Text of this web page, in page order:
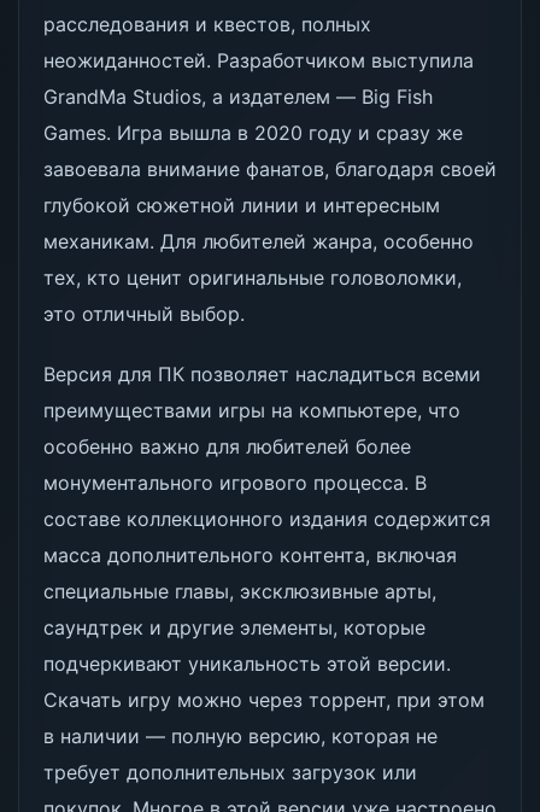
расследования и квестов, полных
неожиданностей. Разработчиком выступила
GrandMa Studios, а издателем — Big Fish
Games. Игра вышла в 2020 году и сразу же
завоевала внимание фанатов, благодаря своей
глубокой сюжетной линии и интересным
механикам. Для любителей жанра, особенно
тех, кто ценит оригинальные головоломки,
это отличный выбор.
Версия для ПК позволяет насладиться всеми
преимуществами игры на компьютере, что
особенно важно для любителей более
монументального игрового процесса. В
составе коллекционного издания содержится
масса дополнительного контента, включая
специальные главы, эксклюзивные арты,
саундтрек и другие элементы, которые
подчеркивают уникальность этой версии.
Скачать игру можно через торрент, при этом
в наличии — полную версию, которая не
требует дополнительных загрузок или